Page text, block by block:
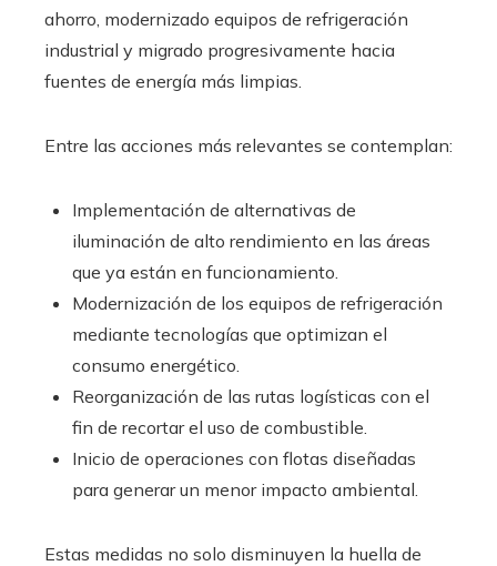
ahorro, modernizado equipos de refrigeración
industrial y migrado progresivamente hacia
fuentes de energía más limpias.
Entre las acciones más relevantes se contemplan:
Implementación de alternativas de
iluminación de alto rendimiento en las áreas
que ya están en funcionamiento.
Modernización de los equipos de refrigeración
mediante tecnologías que optimizan el
consumo energético.
Reorganización de las rutas logísticas con el
fin de recortar el uso de combustible.
Inicio de operaciones con flotas diseñadas
para generar un menor impacto ambiental.
Estas medidas no solo disminuyen la huella de